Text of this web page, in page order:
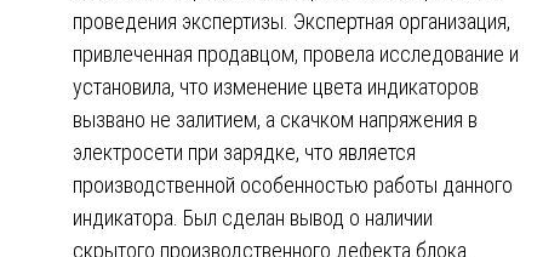
проведения экспертизы. Экспертная организация,
привлеченная продавцом, провела исследование и
установила, что изменение цвета индикаторов
вызвано не залитием, а скачком напряжения в
электросети при зарядке, что является
производственной особенностью работы данного
индикатора. Был сделан вывод о наличии
скрытого производственного дефекта блока